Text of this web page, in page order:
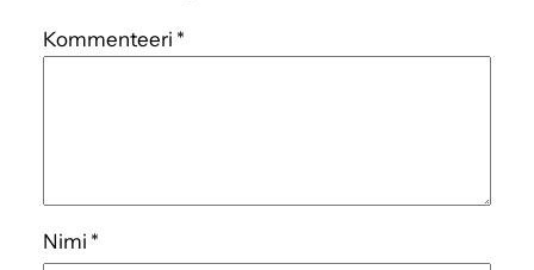
Kommenteeri *
Nimi *